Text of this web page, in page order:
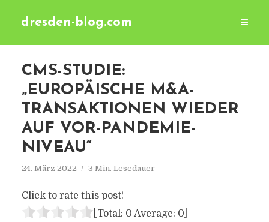
dresden-blog.com
CMS-STUDIE:
„EUROPÄISCHE M&A-
TRANSAKTIONEN WIEDER
AUF VOR-PANDEMIE-
NIVEAU“
24. März 2022 3 Min. Lesedauer
Click to rate this post!
[Total: 0 Average: 0]